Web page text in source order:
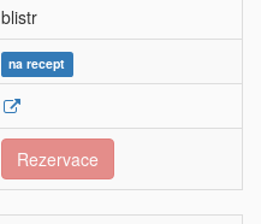
blistr
na recept
Rezervace